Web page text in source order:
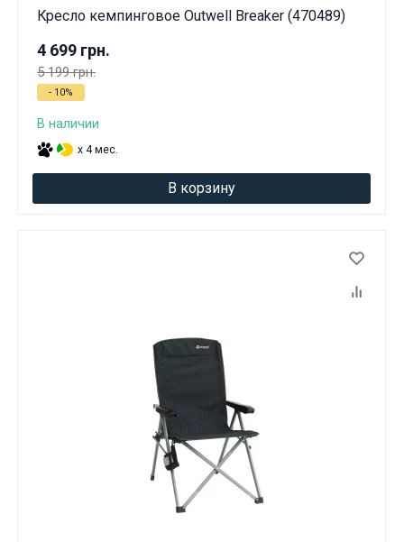
Кресло кемпинговое Outwell Breaker (470489)
4 699 грн.
5 199 грн.
- 10%
В наличии
x 4 мес.
В корзину